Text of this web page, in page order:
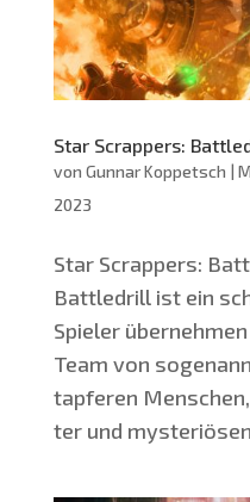
Star Scrappers:
von Gunnar Koppetsch |
2023
Star Scrap­pers:
Batt­ledrill ist ein
Spie­ler
Team von
tap­fe­ren
ter und